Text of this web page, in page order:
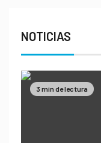
NOTICIAS
3 min de lectura